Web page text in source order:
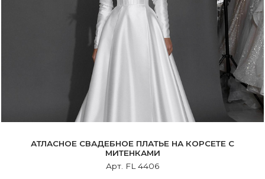
АТЛАСНОЕ СВАДЕБНОЕ ПЛАТЬЕ НА КОРСЕТЕ С
МИТЕНКАМИ
Арт. FL 4406